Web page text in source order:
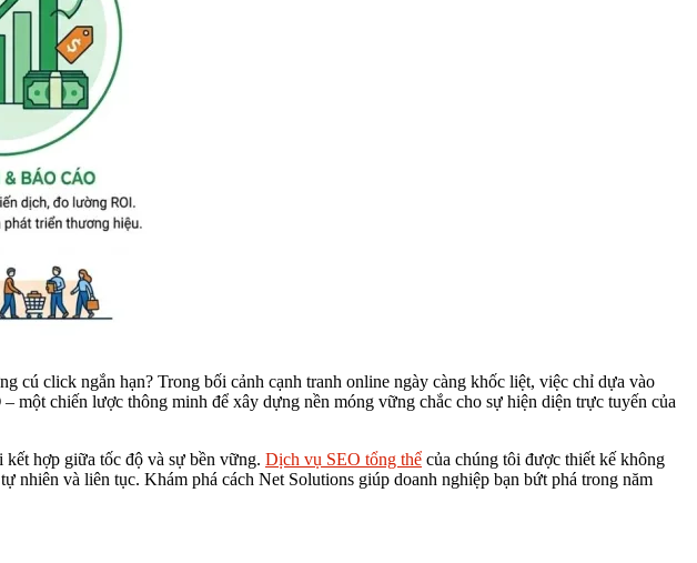
cú click ngắn hạn? Trong bối cảnh cạnh tranh online ngày càng khốc liệt, việc chỉ dựa vào
– một chiến lược thông minh để xây dựng nền móng vững chắc cho sự hiện diện trực tuyến của
hợp giữa tốc độ và sự bền vững. Dịch vụ SEO tổng thể của chúng tôi được thiết kế không
nhiên và liên tục. Khám phá cách Net Solutions giúp doanh nghiệp bạn bứt phá trong năm